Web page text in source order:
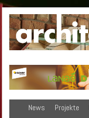
News Projekte